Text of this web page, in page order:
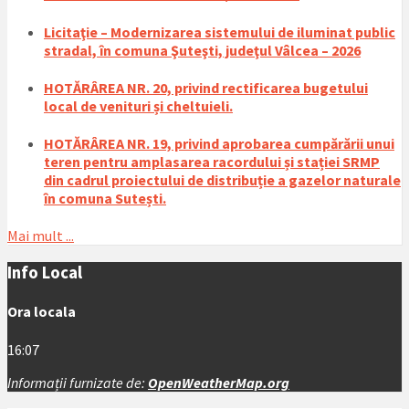
Licitaţie – Modernizarea sistemului de iluminat public
stradal, în comuna Şuteşti, judeţul Vâlcea – 2026
HOTĂRÂREA NR. 20, privind rectificarea bugetului
local de venituri și cheltuieli.
HOTĂRÂREA NR. 19, privind aprobarea cumpărării unui
teren pentru amplasarea racordului și stației SRMP
din cadrul proiectului de distribuție a gazelor naturale
în comuna Sutești.
Mai mult ...
Info Local
Ora locala
16:07
Informații furnizate de: OpenWeatherMap.org